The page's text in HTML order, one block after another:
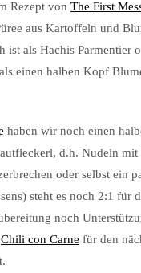
Rezept von The First
aus Kartoffeln und
als Hachis Parmentier
einen halben Kopf
haben wir noch einen
d.h. Nudeln
oder selbst
steht es noch 2:1
noch
Chili con Carne für den